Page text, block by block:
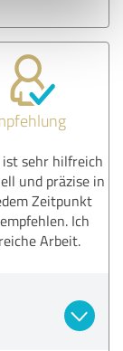
sehr hilfreich
und präzise in
Zeitpunkt
Ich
Arbeit.